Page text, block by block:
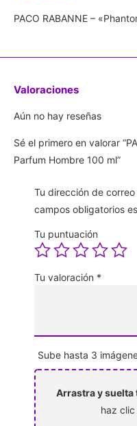
PACO RABANNE –
Valoraciones
Aún no hay reseñas
Sé el primero en valorar
Parfum Hombre 100 ml”
Tu dirección de
campos obligatorios
Tu puntuación
Tu valoración *
Sube hasta 3
Arrastra y suelta
haz